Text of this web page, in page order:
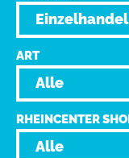
ART
RHEINCENTER